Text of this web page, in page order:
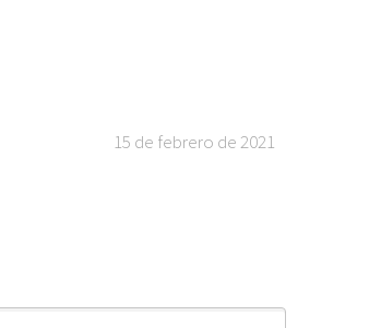
15 de febrero de 2021